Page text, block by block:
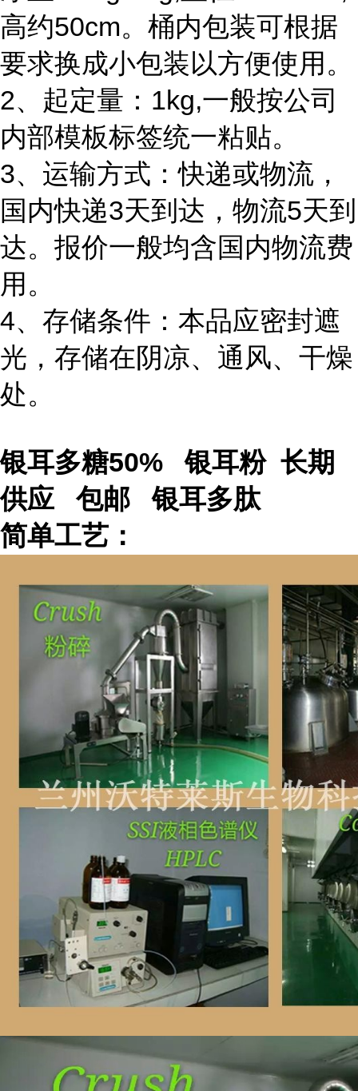
高约50cm。桶内包装可根据
要求换成小包装以方便使用。
2、起定量：1kg,一般按公司
内部模板标签统一粘贴。
3、运输方式：快递或物流，
国内快递3天到达，物流5天到
达。报价一般均含国内物流费
用。
4、存储条件：本品应密封遮
光，存储在阴凉、通风、干燥
处。
银耳多糖50% 银耳粉 长期
供应 包邮 银耳多肽
简单工艺：